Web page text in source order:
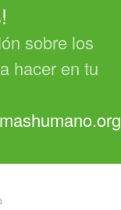
sobre los
hacer en tu